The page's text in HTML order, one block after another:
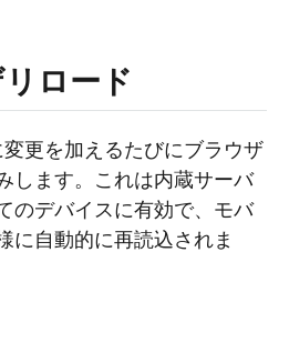
ロード
更を加えるたびにブラウザ
します。これは内蔵サーバ
のデバイスに有効で、モバ
に自動的に再読込されま